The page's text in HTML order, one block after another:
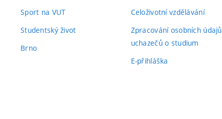
Sport na VUT
Studentský život
Brno
Celoživotní vzdělávání
Zpracování osobních údajů
uchazečů o studium
E-přihláška